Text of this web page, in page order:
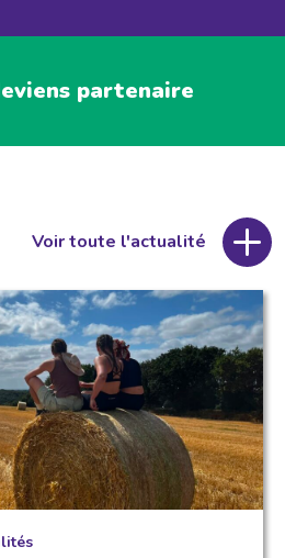
partenaire
Voir toute l'actualité